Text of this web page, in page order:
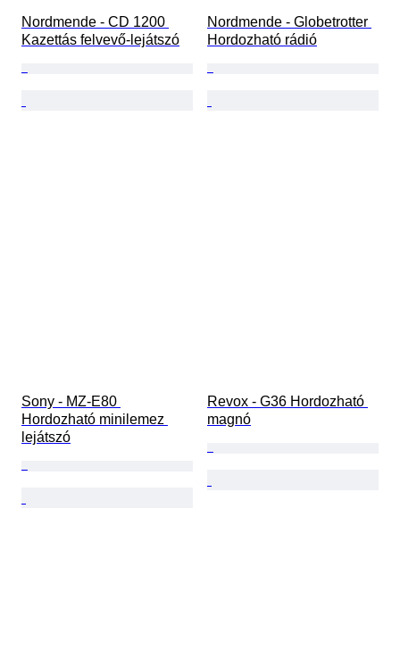
Nordmende - CD 1200
Kazettás felvevő-lejátszó
Nordmende - Globetrotter
Hordozható rádió
Sony - MZ-E80
Hordozható minilemez
lejátszó
Revox - G36 Hordozható
magnó